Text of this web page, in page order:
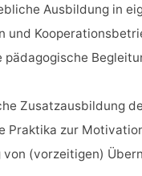
Ausbildung in
und
pädagogische
Zusatzausbildung
Praktika zur
(vorzeitigen)